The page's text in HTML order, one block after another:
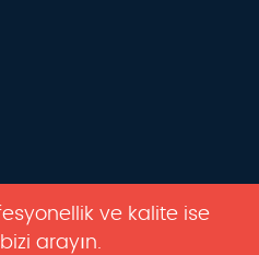
ve kalite ise
arayın.